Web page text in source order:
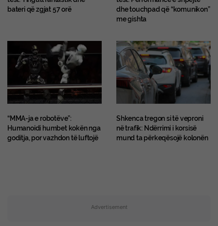
bateri që zgjat 57 orë
dhe touchpad që “komunikon”
me gishta
“MMA-ja e robotëve”:
Humanoidi humbet kokën nga
goditja, por vazhdon të luftojë
Shkenca tregon si të veproni
në trafik: Ndërrimi i korsisë
mund ta përkeqësojë kolonën
Advertisement